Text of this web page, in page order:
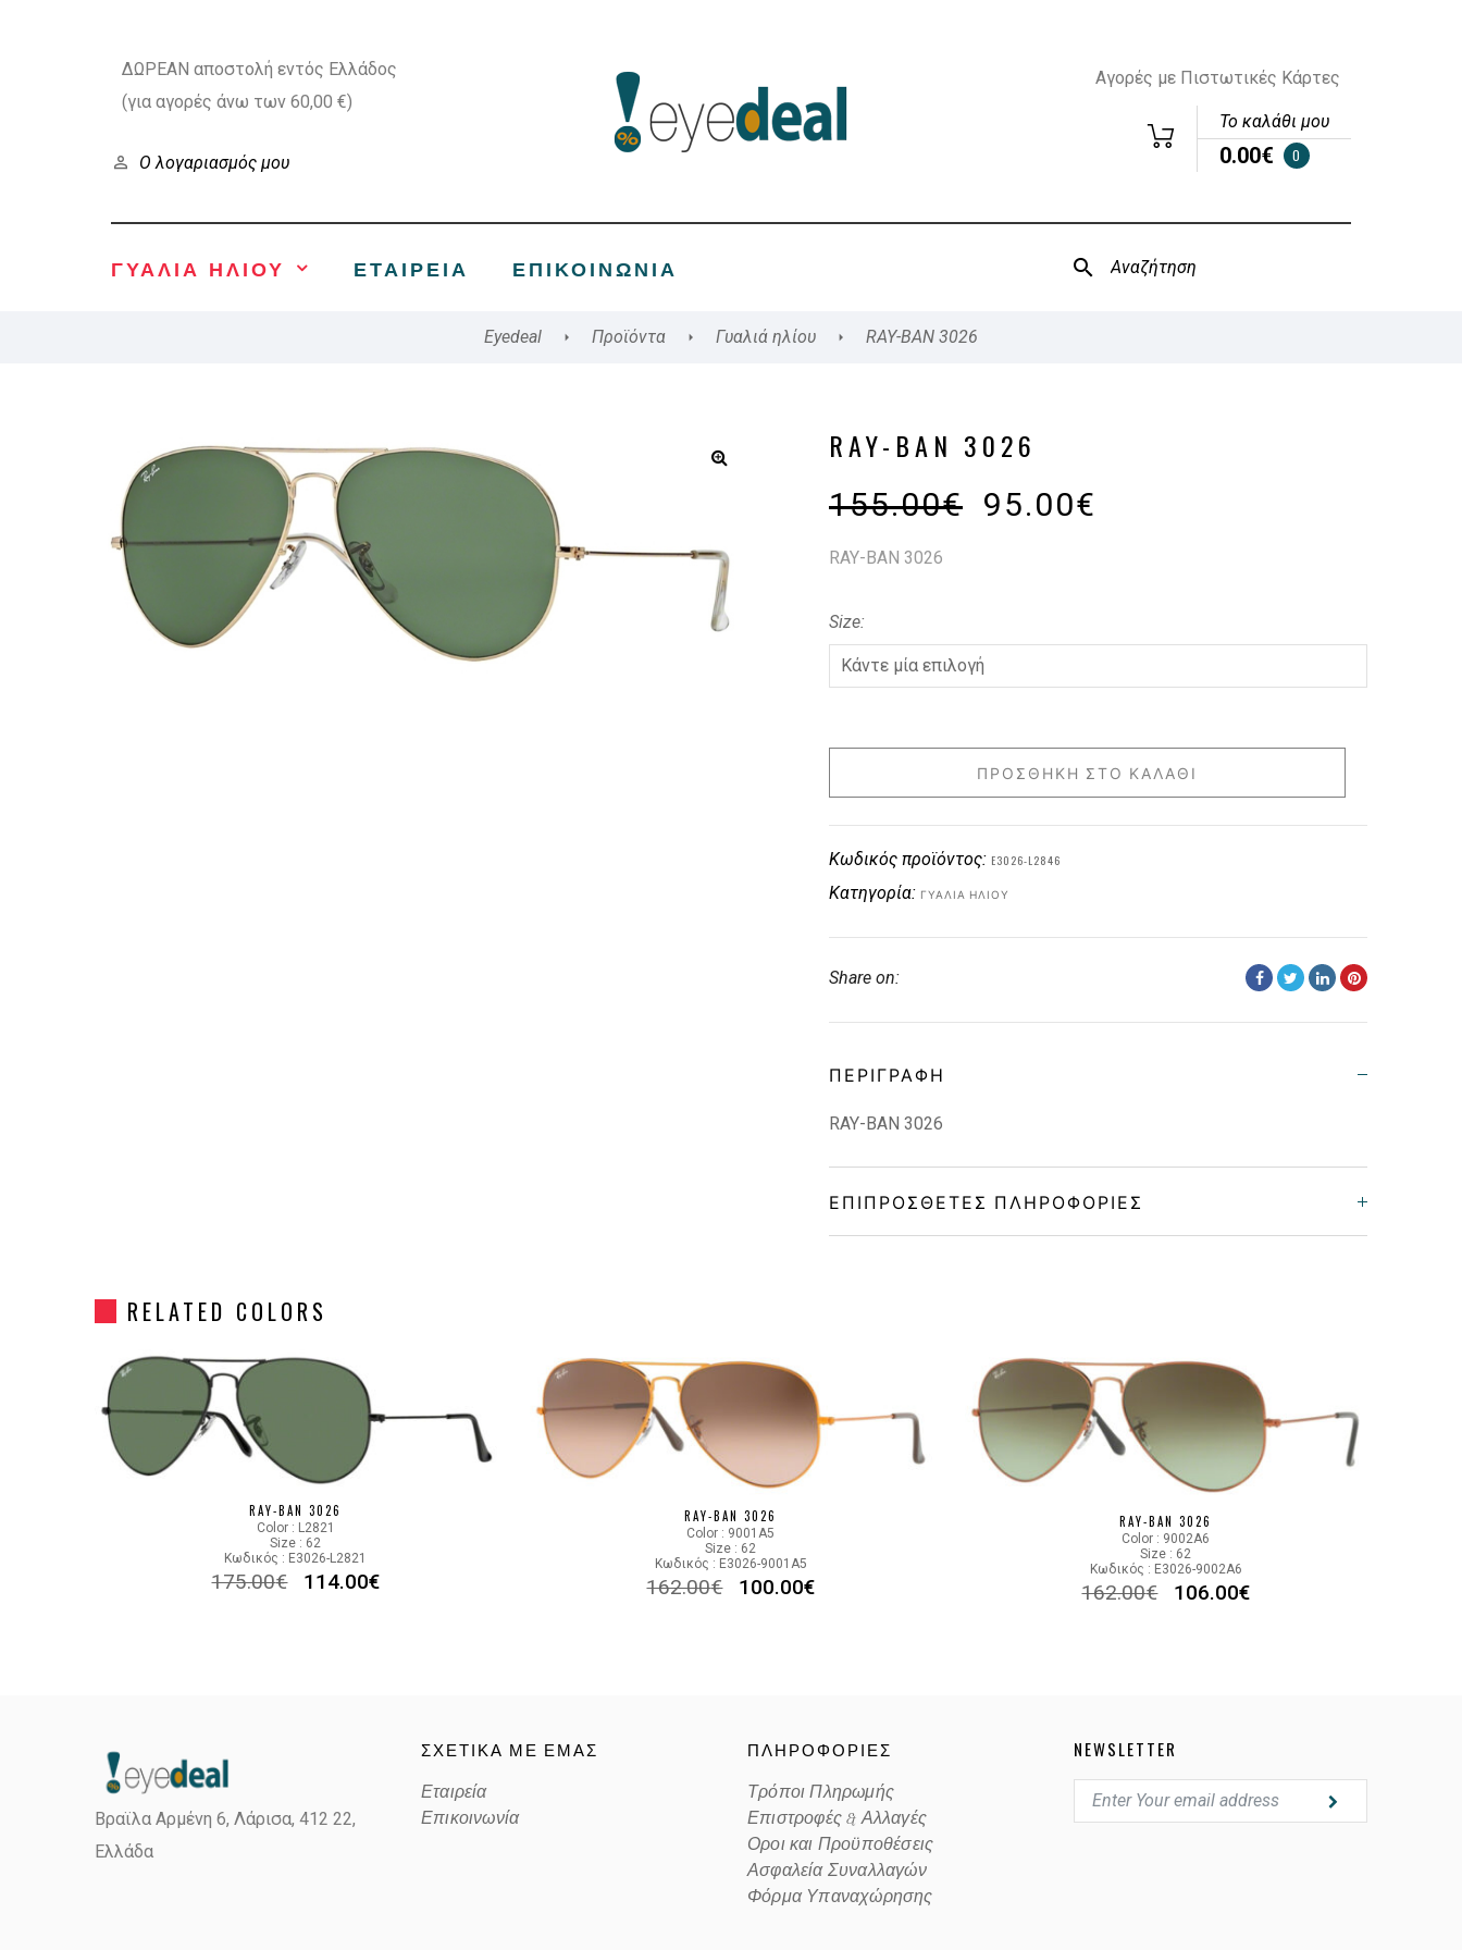
ΔΩΡΕΑΝ αποστολή εντός Ελλάδος
(για αγορές άνω των 60,00 €)
Ο λογαριασμός μου
Αγορές με Πιστωτικές Κάρτες
Το καλάθι μου
0.00€ 0
ΓΥΑΛΙΑ ΗΛΙΟΥ ΕΤΑΙΡΕΊΑ ΕΠΙΚΟΙΝΩΝΊΑ
Eyedeal Προϊόντα Γυαλιά ηλίου RAY-BAN 3026
RAY-BAN 3026
155.00€ 95.00€
RAY-BAN 3026
Size
ΠΡΟΣΘΉΚΗ ΣΤΟ ΚΑΛΆΘΙ
Κωδικός προϊόντος: E3026-L2846
Κατηγορία: ΓΥΑΛΙΆ ΗΛΊΟΥ
Share on:
ΠΕΡΙΓΡΑΦΉ
RAY-BAN 3026
ΕΠΙΠΡΌΣΘΕΤΕΣ ΠΛΗΡΟΦΟΡΊΕΣ
Lens Color GREEN
L2846
RELATED COLORS
RAY-BAN 3026
Color : L2821
Size : 62
Κωδικός : E3026-L2821
175.00€ 114.00€
RAY-BAN 3026
Color : 9001A5
Size : 62
Κωδικός : E3026-9001A5
162.00€ 100.00€
RAY-BAN 3026
Color : 9002A6
Size : 62
Κωδικός : E3026-9002A6
162.00€ 106.00€
Βραϊλα Αρμένη 6, Λάρισα, 412 22,
Ελλάδα
ΣΧΕΤΙΚΑ ΜΕ ΕΜΑΣ
Εταιρεία
Επικοινωνία
ΠΛΗΡΟΦΟΡΙΕΣ
Τρόποι Πληρωμής
Επιστροφές & Αλλαγές
Οροι και Προϋποθέσεις
Ασφαλεία Συναλλαγών
Φόρμα Υπαναχώρησης
NEWSLETTER